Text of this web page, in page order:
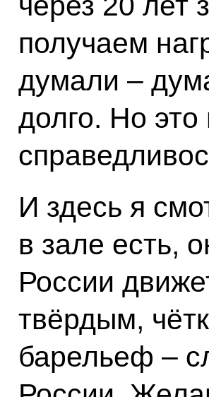
получаем
думали –
долго. Но
И здесь я
в зале есть,
России
твёрдым,
барельеф –